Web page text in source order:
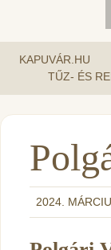
KAPUVÁR.HU
TŰZ- ÉS
2024.